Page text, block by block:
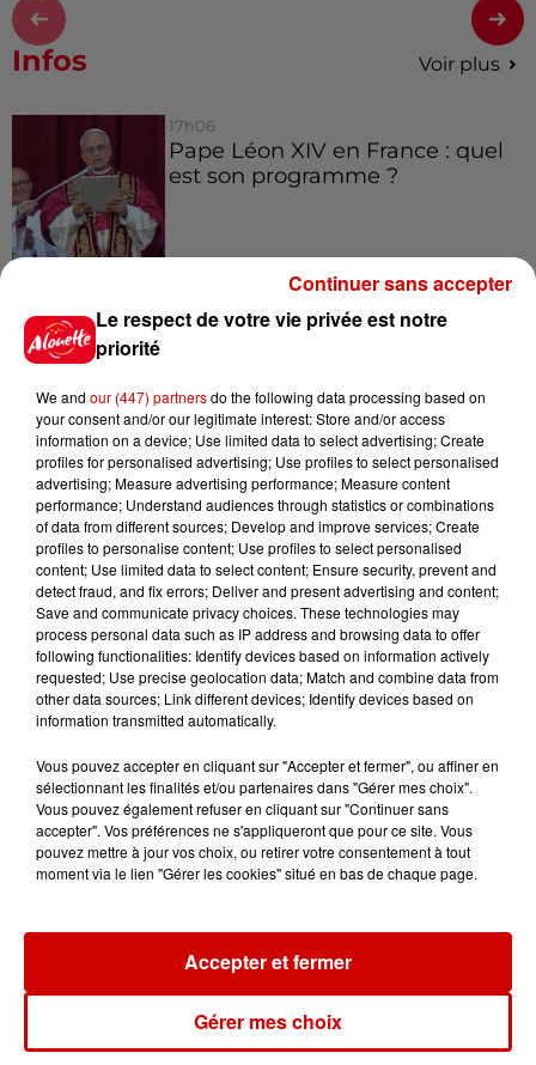
Infos Voir plus
17h06
Pape Léon XIV en France : quel
est son programme ?
Limoges : un bébé d'un mois
blessé dans un incendie, un
15h02
Éclipse solaire : découvrez les
meilleurs spots d'observation
du...
11h51
À LA UNE : professeur
condamné, repreneurs pour
Duralex et la...
Jeux Voir plus
Le Duel - Gagnez vos entrées
régions !
Gagnez vos places pour le
Le respect de votre vie privée est notre
priorité
We and our (447) partnersdo the following data processing based on
your consent and/or our legitimate interest: Store and/or access
information on a device; Use limited data to select advertising; Create
profiles for personalised advertising; Use profiles to select personalised
advertising; Measure advertising performance; Measure content
performance; Understand audiences through statistics or combinations
of data from different sources; Develop and improve services; Create
profiles to personalise content; Use profiles to select personalised
content; Use limited data to select content; Ensure security, prevent and
detect fraud, and fix errors; Deliver and present advertising and content;
Save and communicate privacy choices. These technologies may
process personal data such as IP address and browsing data to offer
following functionalities: Identify devices based on information actively
requested; Use precise geolocation data; Match and combine data from
other data sources; Link different devices; Identify devices based on
information transmitted automatically.
Vous pouvez accepter en cliquant sur "Accepter et fermer", ou affiner en
sélectionnant les finalités et/ou partenaires dans "Gérer mes choix".
Vous pouvez également refuser en cliquant sur "Continuer sans
accepter". Vos préférences ne s'appliqueront que pour ce site. Vous
pouvez mettre à jour vos choix, ou retirer votre consentement à tout
moment via le lien "Gérer les cookies" situé en bas de chaque page.
Gérer mes choix
Accepter et fermer
Continuer sans accepter